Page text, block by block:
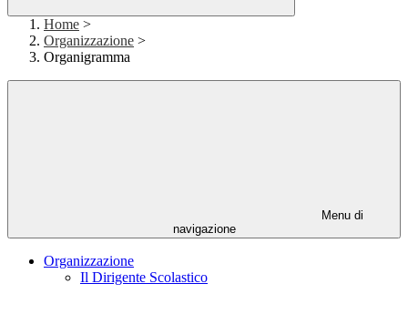
Home >
Organizzazione >
Organigramma
Menu di
navigazione
Organizzazione
Il Dirigente Scolastico